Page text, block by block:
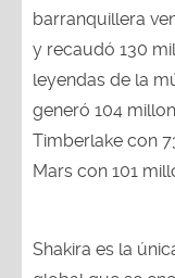
barranquillera
y recaudó 130
leyendas de la
generó 104
Timberlake con
Mars con 101
Shakira es la